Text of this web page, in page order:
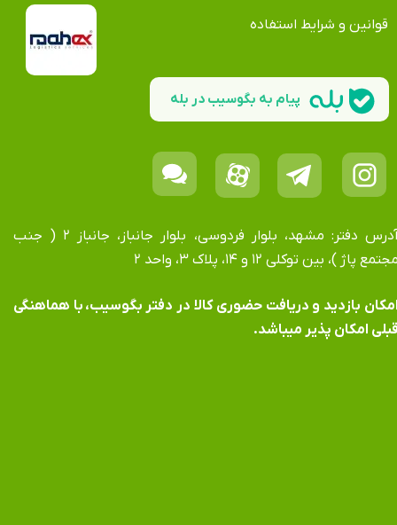
قوانین و شرایط استفاده
آدرس دفتر: مشهد، بلوار فردوسی، بلوار جانباز، جانباز ۲ ( جنب
پاژ )، بین توکلی ۱۲ و ۱۴، پلاک ۳، واحد ۲
بازدید و دریافت حضوری کالا در دفتر بگوسیب، با هماهنگی
امکان پذیر میباشد.
پیام به بگوسیب در بله